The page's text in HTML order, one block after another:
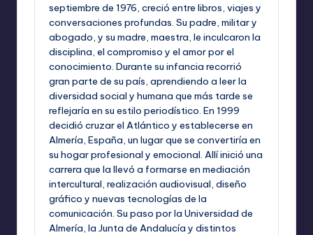
septiembre de 1976, creció entre libros, viajes y
conversaciones profundas. Su padre, militar y
abogado, y su madre, maestra, le inculcaron la
disciplina, el compromiso y el amor por el
conocimiento. Durante su infancia recorrió
gran parte de su país, aprendiendo a leer la
diversidad social y humana que más tarde se
reflejaría en su estilo periodístico. En 1999
decidió cruzar el Atlántico y establecerse en
Almería, España, un lugar que se convertiría en
su hogar profesional y emocional. Allí inició una
carrera que la llevó a formarse en mediación
intercultural, realización audiovisual, diseño
gráfico y nuevas tecnologías de la
comunicación. Su paso por la Universidad de
Almería, la Junta de Andalucía y distintos